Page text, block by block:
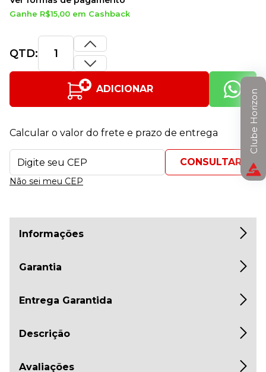
Ganhe R$15,00 em Cashback
QTD:
ADICIONAR
Calcular o valor do frete e prazo de entrega
Não sei meu CEP
Informações
Garantia
Entrega Garantida
Descrição
Avaliações
Clube Horizon